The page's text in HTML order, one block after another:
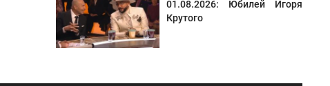
01.08.2026: Юбилей Игоря
Крутого